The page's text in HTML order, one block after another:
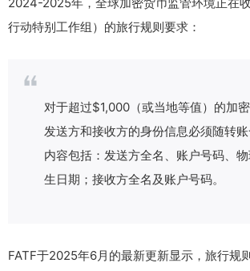
行动特别工作组）的旅行规则要求：
对于超过$1,000（或当地等值）的加密
发送方和接收方的身份信息必须随转账
内容包括：发送方全名、账户号码、
生日期；接收方全名及账户号码。
FATF于2025年6月的最新更新显示，旅行规